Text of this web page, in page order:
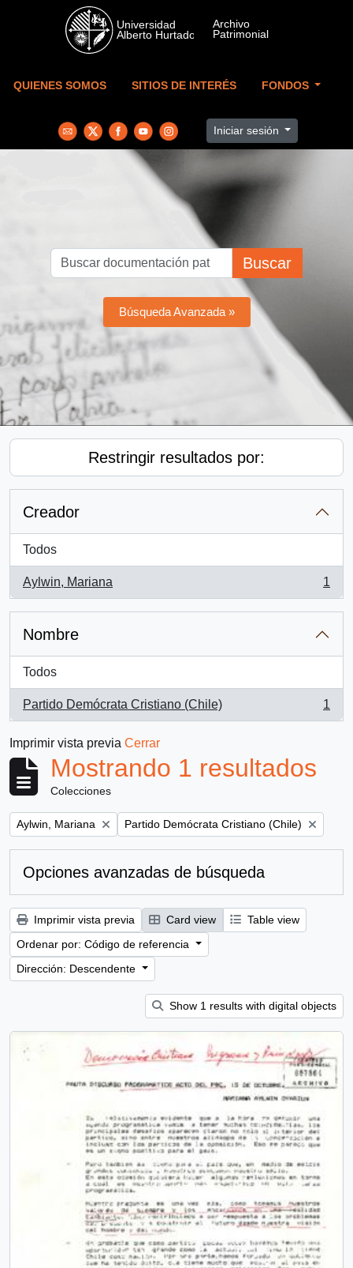
Skip to main content
QUIENES SOMOS SITIOS DE INTERÉS FONDOS
Iniciar sesión
Buscar
Búsqueda Avanzada »
Restringir resultados por:
Creador
Todos
Aylwin, Mariana
, 1 resultados
1
Nombre
Todos
Partido Demócrata Cristiano (Chile)
, 1 resultados
1
Imprimir vista previa Cerrar
Mostrando 1 resultados
Colecciones
Remove filter:
Aylwin, Mariana Remove filter:
Partido Demócrata Cristiano (Chile)
Opciones avanzadas de búsqueda
Imprimir vista previa Card view
Table view
Ordenar por: Código de referencia
Dirección: Descendente
Show 1 results with digital objects